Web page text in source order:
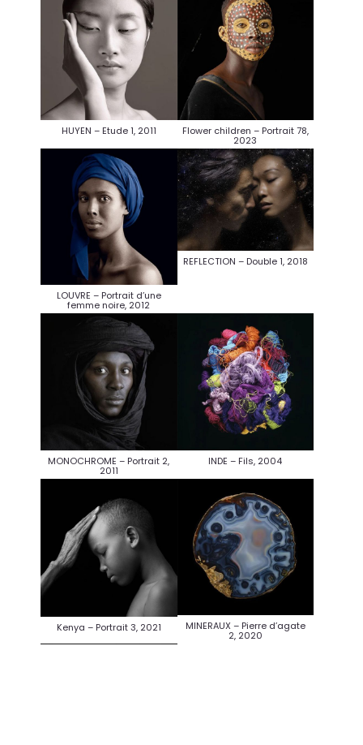
HUYEN – Etude 1, 2011 Flower children – Portrait 78,
2023
LOUVRE – Portrait d’une
femme noire, 2012
REFLECTION – Double 1, 2018
MONOCHROME – Portrait 2,
2011
INDE – Fils, 2004
Kenya – Portrait 3, 2021 MINERAUX – Pierre d’agate
2, 2020